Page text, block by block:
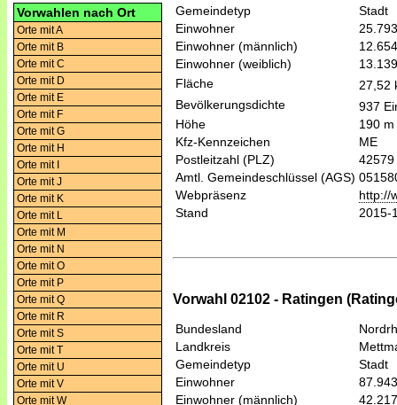
Vorwahlen nach Ort
Orte mit A
Orte mit B
Orte mit C
Orte mit D
Orte mit E
Orte mit F
Orte mit G
Orte mit H
Orte mit I
Orte mit J
Orte mit K
Orte mit L
Orte mit M
Orte mit N
Orte mit O
Orte mit P
Orte mit Q
Orte mit R
Orte mit S
Orte mit T
Orte mit U
Orte mit V
Orte mit W
Gemeindetyp
Stadt
Einwohner
25.793
Einwohner (männlich)
12.654
Einwohner (weiblich)
13.139
Fläche
27,52
Bevölkerungsdichte
937
Höhe
190
Kfz-Kennzeichen
ME
Postleitzahl (PLZ)
42579
Amtl. Gemeindeschlüssel (AGS)
Webpräsenz
http://
Stand
2015-
Vorwahl 02102 - Ratingen
Bundesland
Landkreis
Gemeindetyp
Stadt
Einwohner
87.943
Einwohner (männlich)
42.217